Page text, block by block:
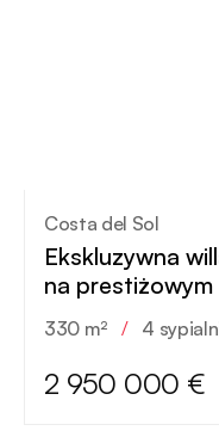
Costa del Sol
Ekskluzywna
na prestiżowym
330 m² / 4
2 950 000 €